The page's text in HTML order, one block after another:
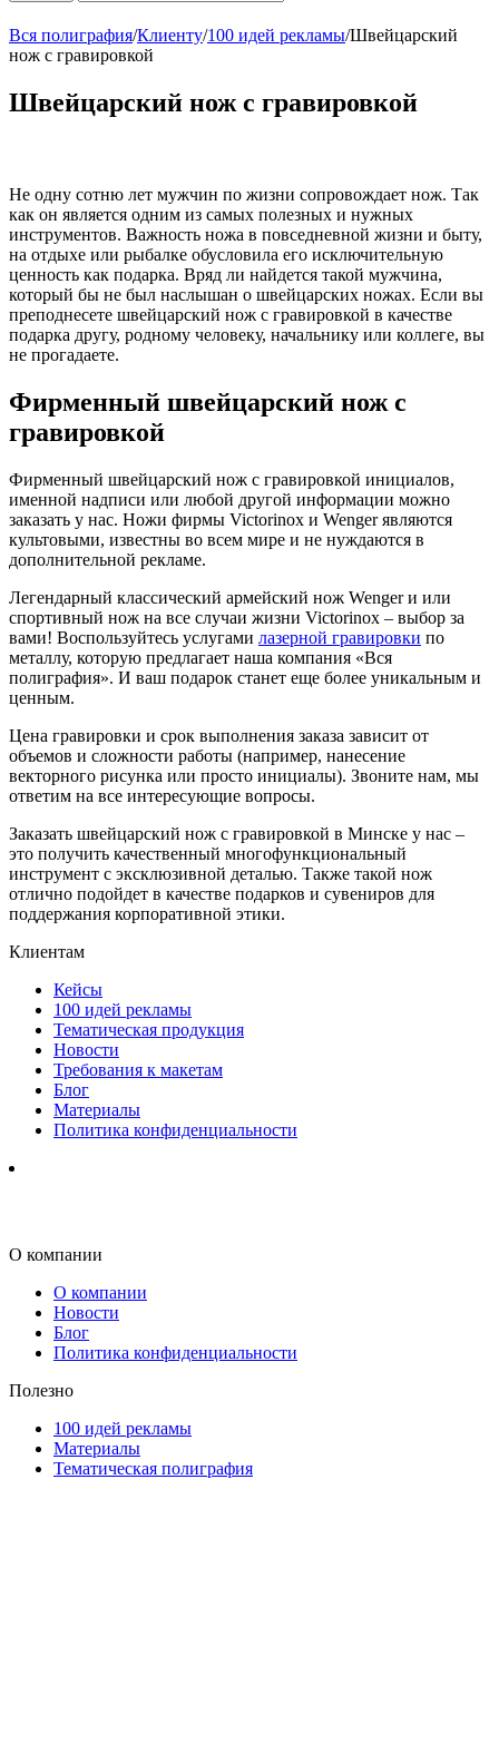
Вся полиграфия/Клиенту/100 идей рекламы/Швейцарский
нож с гравировкой
Швейцарский нож с гравировкой
Не одну сотню лет мужчин по жизни сопровождает нож. Так
как он является одним из самых полезных и нужных
инструментов. Важность ножа в повседневной жизни и быту,
на отдыхе или рыбалке обусловила его исключительную
ценность как подарка. Вряд ли найдется такой мужчина,
который бы не был наслышан о швейцарских ножах. Если вы
преподнесете швейцарский нож с гравировкой в качестве
подарка другу, родному человеку, начальнику или коллеге, вы
не прогадаете.
Фирменный швейцарский нож с
гравировкой
Фирменный швейцарский нож с гравировкой инициалов,
именной надписи или любой другой информации можно
заказать у нас. Ножи фирмы Victorinox и Wenger являются
культовыми, известны во всем мире и не нуждаются в
дополнительной рекламе.
Легендарный классический армейский нож Wenger и или
спортивный нож на все случаи жизни Victorinox – выбор за
вами! Воспользуйтесь услугами лазерной гравировки по
металлу, которую предлагает наша компания «Вся
полиграфия». И ваш подарок станет еще более уникальным и
ценным.
Цена гравировки и срок выполнения заказа зависит от
объемов и сложности работы (например, нанесение
векторного рисунка или просто инициалы). Звоните нам, мы
ответим на все интересующие вопросы.
Заказать швейцарский нож с гравировкой в Минске у нас –
это получить качественный многофункциональный
инструмент с эксклюзивной деталью. Также такой нож
отлично подойдет в качестве подарков и сувениров для
поддержания корпоративной этики.
Клиентам
Кейсы
100 идей рекламы
Тематическая продукция
Новости
Требования к макетам
Блог
Материалы
Политика конфиденциальности
О компании
О компании
Новости
Блог
Политика конфиденциальности
Полезно
100 идей рекламы
Материалы
Тематическая полиграфия